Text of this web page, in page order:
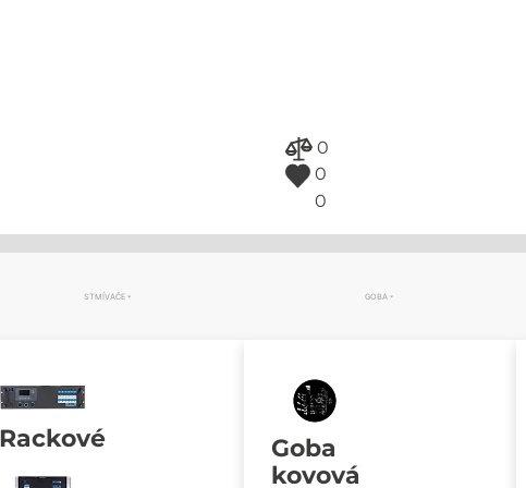
0
0
0
STMÍVAČE
Rackové
GOBA
Goba
kovová